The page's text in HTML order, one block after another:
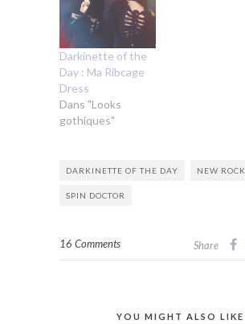
Darkinette of the
Day : Ma Ribcage
Dress
Dans "Looks
gothiques"
DARKINETTE OF THE DAY NEW ROCK
SPIN DOCTOR
16 Comments Share
YOU MIGHT ALSO LIKE